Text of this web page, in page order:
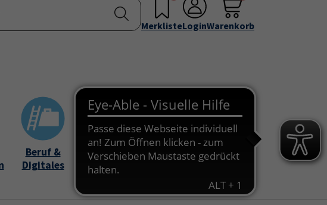
Submenu for "Programm"Submenu for "Außenstellen"
Service & Info Submenu for "Service & Info"
Über uns
MerklisteLoginWarenkorb
Beruf &
Digitales
Onlinekurse